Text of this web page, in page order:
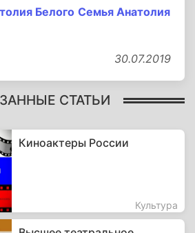
Белого Семья Анатолия
30.07.2019
СТАТЬИ
Киноактеры России
Культура